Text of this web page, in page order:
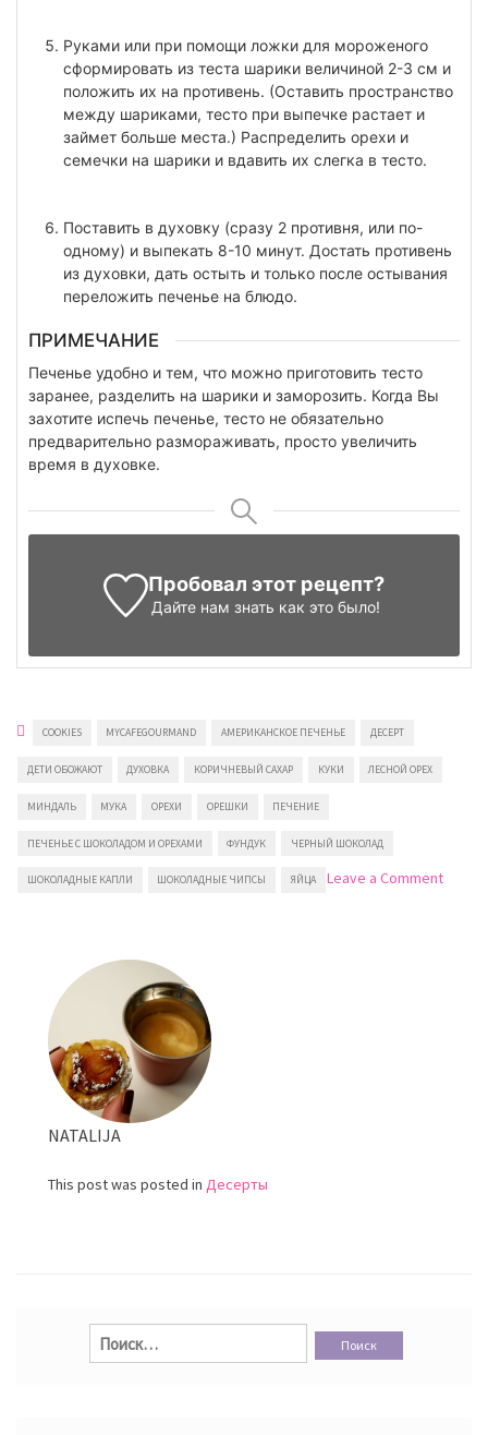
Руками или при помощи ложки для мороженого
сформировать из теста шарики величиной 2-3 см и
положить их на противень. (Оставить пространство
между шариками, тесто при выпечке растает и
займет больше места.) Распределить орехи и
семечки на шарики и вдавить их слегка в тесто.
Поставить в духовку (сразу 2 противня, или по-
одному) и выпекать 8-10 минут. Достать противень
из духовки, дать остыть и только после остывания
переложить печенье на блюдо.
ПРИМЕЧАНИЕ
Печенье удобно и тем, что можно приготовить тесто
заранее, разделить на шарики и заморозить. Когда Вы
захотите испечь печенье, тесто не обязательно
предварительно размораживать, просто увеличить
время в духовке.
Пробовал этот рецепт?
Дайте нам знать как это было!
COOKIES MYCAFEGOURMAND АМЕРИКАНСКОЕ ПЕЧЕНЬЕ ДЕСЕРТ
ДЕТИ ОБОЖАЮТ ДУХОВКА КОРИЧНЕВЫЙ САХАР КУКИ ЛЕСНОЙ ОРЕХ
МИНДАЛЬ МУКА ОРЕХИ ОРЕШКИ ПЕЧЕНИЕ
ПЕЧЕНЬЕ С ШОКОЛАДОМ И ОРЕХАМИ ФУНДУК ЧЕРНЫЙ ШОКОЛАД
ШОКОЛАДНЫЕ КАПЛИ ШОКОЛАДНЫЕ ЧИПСЫ ЯЙЦА Leave a Commenton
NATALIJA
This post was posted in Десерты
Найти: